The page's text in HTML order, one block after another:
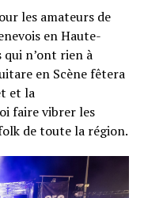
: Colonel
Matador, Fatal
Zone, PZK, Billy
quoi faire chanter
des premiers
plus eurodance de
marqué la
les amateurs de
en Haute-
n’ont rien à
en Scène fêtera
et la
faire vibrer les
de toute la région.